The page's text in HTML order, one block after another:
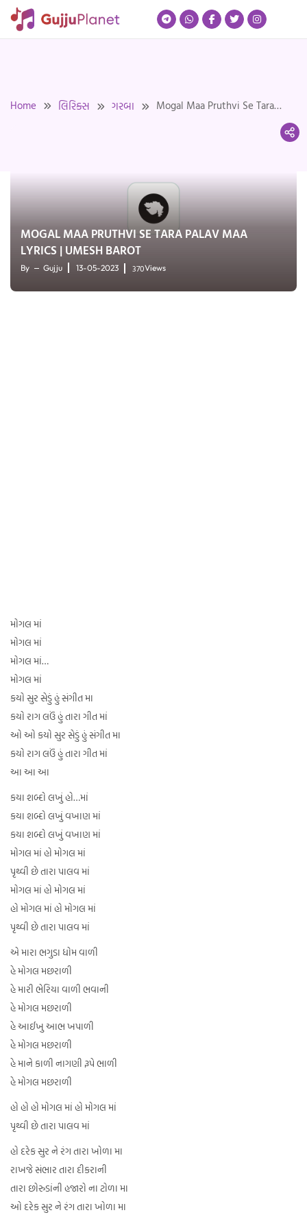
Skip
Home લિરિક્સ ગરબા
Mogal Maa Pruthvi Se Tara
MOGAL MAA PRUTHVI SE TARA PALAV MAA
LYRICS | UMESH BAROT
By Gujju 13-05-2023 370Views
મોગલ માં
મોગલ માં
મોગલ માં…
મોગલ માં
કયો સુર સેડું હું સંગીત મા
કયો રાગ લઉં હું તારા ગીત માં
ઓ ઓ કયો સુર સેડું હું સંગીત મા
કયો રાગ લઉં હું તારા ગીત માં
આ આ આ
કયા શબ્દો લખું હો…માં
કયા શબ્દો લખું વખાણ માં
કયા શબ્દો લખું વખાણ માં
મોગલ માં હો મોગલ માં
પૃથ્વી છે તારા પાલવ માં
મોગલ માં હો મોગલ માં
હો મોગલ માં હો મોગલ માં
પૃથ્વી છે તારા પાલવ માં
એ મારા ભગુડા ધોમ વાળી
હે મોગલ મછરાળી
હે મારી ભેરિયા વાળી ભવાની
હે મોગલ મછરાળી
હે આઈખુ આભ ખપાળી
હે મોગલ મછરાળી
હે માને કાળી નાગણી રૂપે ભાળી
હે મોગલ મછરાળી
હો હો હો મોગલ માં હો મોગલ માં
પૃથ્વી છે તારા પાલવ માં
હો દરેક સુર ને રંગ તારા ખોળા મા
રાખજે સંભાર તારા દીકરાની
તારા છોરુડાંની હજારો ના ટોળા મા
ઓ દરેક સુર ને રંગ તારા ખોળા મા